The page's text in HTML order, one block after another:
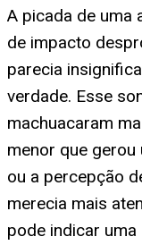
A picada de uma
de impacto
parecia
verdade. Esse
machuacaram
menor que gerou
ou a percepção
merecia mais
pode indicar